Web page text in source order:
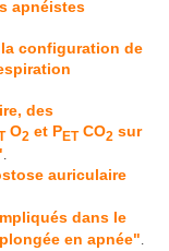
apnéistes
configuration de
des
O2 et PETCO2 sur
.
auriculaire
dans le
en apnée".